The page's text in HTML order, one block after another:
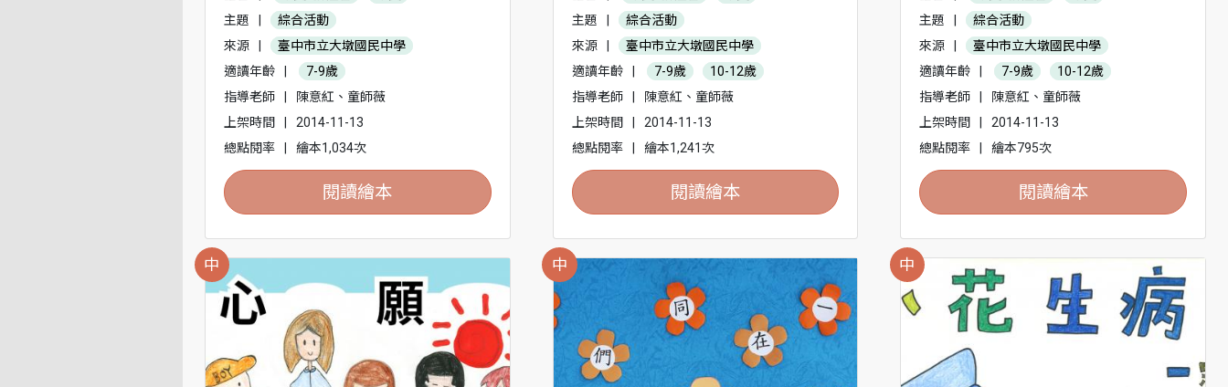
主題
綜合活動
來源
臺中市立大墩國民中學
適讀年齡
7-9歲
指導老師
陳意紅、童師薇
上架時間
2014-11-13
總點閱率
繪本1,034次
閱讀繪本
主題
綜合活動
來源
臺中市立大墩國民中學
適讀年齡
7-9歲
10-12歲
指導老師
陳意紅、童師薇
上架時間
2014-11-13
總點閱率
繪本1,241次
閱讀繪本
主題
綜合活動
來源
臺中市立大墩國民中學
適讀年齡
7-9歲
10-12歲
指導老師
陳意紅、童師薇
上架時間
2014-11-13
總點閱率
繪本795次
閱讀繪本
中 中 中